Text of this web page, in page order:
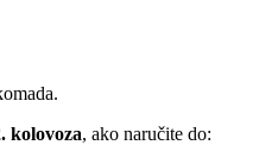
kolovoza, ako naručite do: